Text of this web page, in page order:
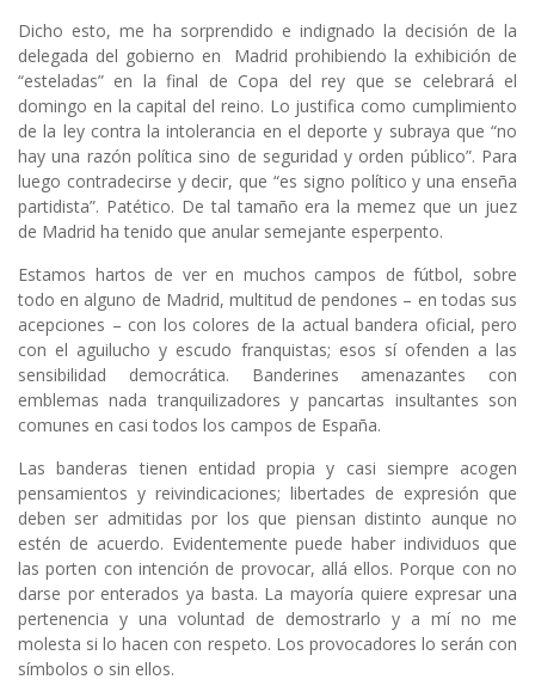
Dicho esto, me ha sorprendido e indignado la decisión de la
delegada del gobierno en Madrid prohibiendo la exhibición de
“esteladas” en la final de Copa del rey que se celebrará el
domingo en la capital del reino. Lo justifica como cumplimiento
de la ley contra la intolerancia en el deporte y subraya que “no
hay una razón política sino de seguridad y orden público”. Para
luego contradecirse y decir, que “es signo político y una enseña
partidista”. Patético. De tal tamaño era la memez que un juez
de Madrid ha tenido que anular semejante esperpento.
Estamos hartos de ver en muchos campos de fútbol, sobre
todo en alguno de Madrid, multitud de pendones – en todas sus
acepciones – con los colores de la actual bandera oficial, pero
con el aguilucho y escudo franquistas; esos sí ofenden a las
sensibilidad democrática. Banderines amenazantes con
emblemas nada tranquilizadores y pancartas insultantes son
comunes en casi todos los campos de España.
Las banderas tienen entidad propia y casi siempre acogen
pensamientos y reivindicaciones; libertades de expresión que
deben ser admitidas por los que piensan distinto aunque no
estén de acuerdo. Evidentemente puede haber individuos que
las porten con intención de provocar, allá ellos. Porque con no
darse por enterados ya basta. La mayoría quiere expresar una
pertenencia y una voluntad de demostrarlo y a mí no me
molesta si lo hacen con respeto. Los provocadores lo serán con
símbolos o sin ellos.